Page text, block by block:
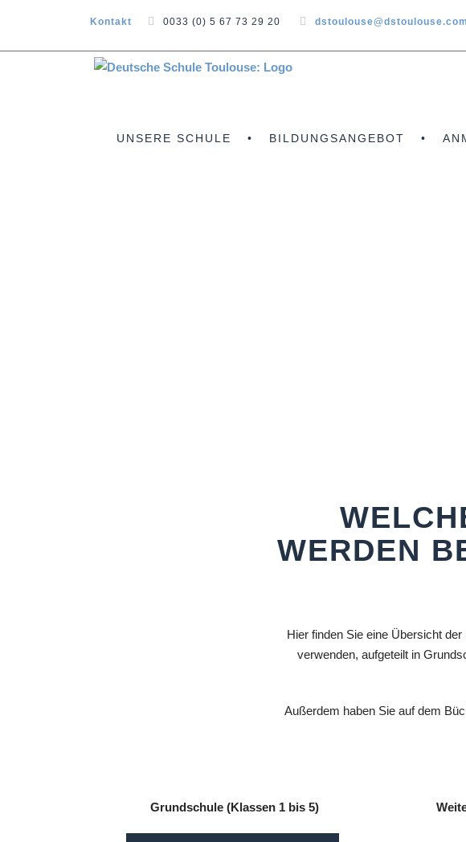
Kontakt 0033 (0) 5 67 73 29 20 dstoulouse@dstoulouse.com
UNSERE SCHULE BILDUNGSANGEBOT
WERDEN
Hier finden Sie eine Übersicht
verwenden, aufgeteilt in
Außerdem haben Sie auf dem
Grundschule (Klassen 1 bis 5)